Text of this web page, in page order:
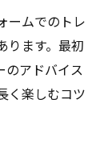
ームでのトレ
ります。最初
のアドバイス
く楽しむコツ